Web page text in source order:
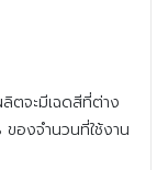
ตจะมีเฉดสีที่ต่าง
องจำนวนที่ใช้งาน